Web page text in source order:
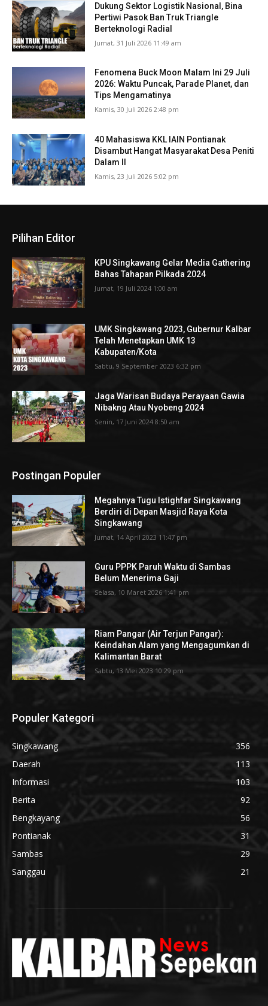
Dukung Sektor Logistik Nasional, Bina
Pertiwi Pasok Ban Truk Triangle
Berteknologi Radial
Jumat, 31 Juli 2026 11:49 am
Fenomena Buck Moon Malam Ini 29 Juli
2026: Waktu Puncak, Parade Planet, dan
Tips Mengamatinya
Kamis, 30 Juli 2026 2:48 pm
40 Mahasiswa KKL IAIN Pontianak
Disambut Hangat Masyarakat Desa Peniti
Dalam II
Kamis, 23 Juli 2026 5:02 pm
Pilihan Editor
KPU Singkawang Gelar Media Gathering
Bahas Tahapan Pilkada 2024
Jumat, 19 Juli 2024 1:00 am
UMK Singkawang 2023, Gubernur Kalbar
Telah Menetapkan UMK 13
Kabupaten/Kota
Sabtu, 9 September 2023 6:32 pm
Jaga Warisan Budaya Perayaan Gawia
Nibakng Atau Nyobeng 2024
Senin, 17 Juni 2024 8:50 am
Postingan Populer
Megahnya Tugu Istighfar Singkawang
Berdiri di Depan Masjid Raya Kota
Singkawang
Jumat, 14 April 2023 11:47 pm
Guru PPPK Paruh Waktu di Sambas
Belum Menerima Gaji
Selasa, 10 Maret 2026 1:41 pm
Riam Pangar (Air Terjun Pangar):
Keindahan Alam yang Mengagumkan di
Kalimantan Barat
Sabtu, 13 Mei 2023 10:29 pm
Populer Kategori
Singkawang
356
Daerah
113
Informasi
103
Berita
92
Bengkayang
56
Pontianak
31
Sambas
29
Sanggau
21